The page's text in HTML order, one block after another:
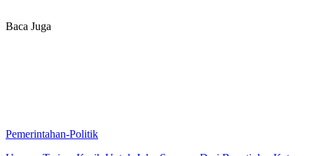
Baca Juga
Pemerintahan-Politik